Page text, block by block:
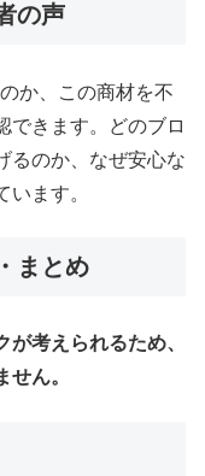
の声
か、この商材を不
できます。どのブロ
るのか、なぜ安心な
ます。
まとめ
考えられるため、
ん。